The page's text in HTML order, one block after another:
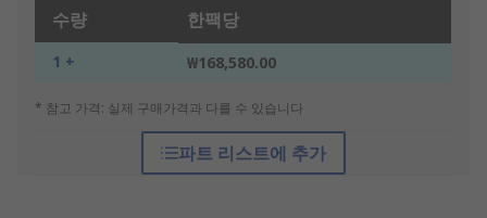
수량 한팩당
1 + ₩168,580.00
* 참고 가격: 실제 구매가격과 다를 수 있습니다
파트 리스트에 추가